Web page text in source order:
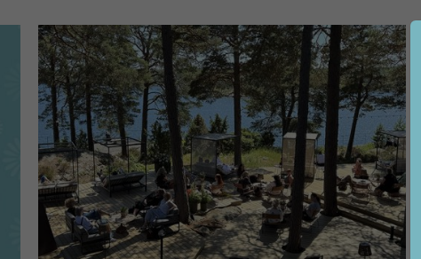
NÖDVÄNDIGA
KAKOR
Nödvändiga